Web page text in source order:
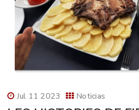
Jul 11 2023 Noticias